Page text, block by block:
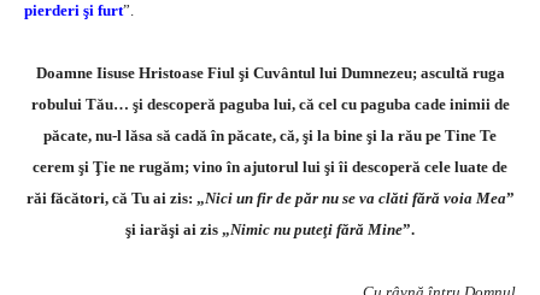
pierderi şi furt”.
Doamne Iisuse Hristoase Fiul şi Cuvântul lui Dumnezeu; ascultă ruga
robului Tău… şi descoperă paguba lui, că cel cu paguba cade inimii de
păcate, nu-l lăsa să cadă în păcate, că, şi la bine şi la rău pe Tine Te
cerem şi Ţie ne rugăm; vino în ajutorul lui şi îi descoperă cele luate de
răi făcători, că Tu ai zis: „Nici un fir de păr nu se va clăti fără voia Mea”
şi iarăşi ai zis „Nimic nu puteţi fără Mine”.